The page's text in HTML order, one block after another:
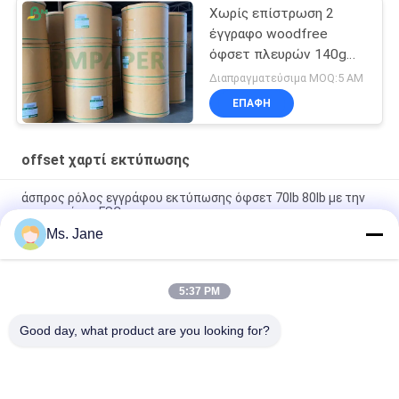
Χωρίς επίστρωση 2
έγγραφο woodfree
όφσετ πλευρών 140g
160g κιτρινωπό/
έγγραφο βιβλίων
ελεφαντόδοντου
Διαπραγματεύσιμα MOQ:5 ΑΜ
ΕΠΑΦΉ
offset χαρτί εκτύπωσης
άσπρος ρόλος εγγράφου εκτύπωσης όφσετ 70lb 80lb με την
πιστοποίηση FSC
Υψηλή ακαμψία μεγέθους 650/800mm και μηχανικό έγγραφο
εκτύπωσης όφσετ δύναμης στο ρόλο
Το άσπρο χωρίς επίστρωση έγγραφο εκτύπωσης όφσετ
Ms. Jane
5:37 PM
Good day, what product are you looking for?